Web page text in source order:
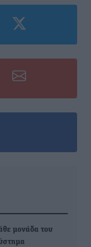
μονάδα του